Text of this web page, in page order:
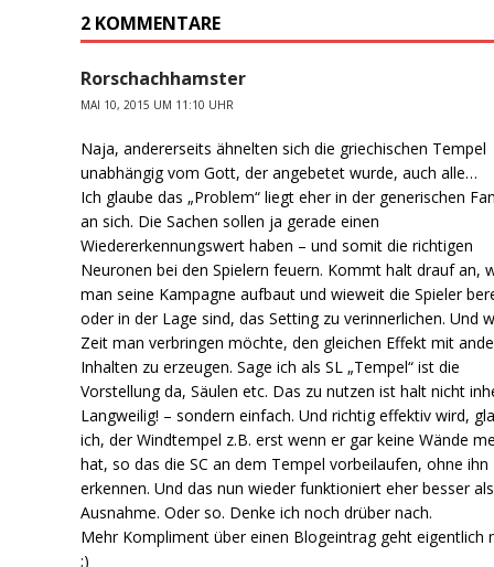
2 KOMMENTARE
Rorschachhamster
MAI 10, 2015 UM 11:10 UHR
Naja, andererseits ähnelten sich die griechischen Tempel
unabhängig vom Gott, der angebetet wurde, auch alle…
Ich glaube das „Problem“ liegt eher in der generischen
an sich. Die Sachen sollen ja gerade einen
Wiedererkennungswert haben – und somit die richtigen
Neuronen bei den Spielern feuern. Kommt halt drauf an,
man seine Kampagne aufbaut und wieweit die Spieler
oder in der Lage sind, das Setting zu verinnerlichen. Und
Zeit man verbringen möchte, den gleichen Effekt mit
Inhalten zu erzeugen. Sage ich als SL „Tempel“ ist die
Vorstellung da, Säulen etc. Das zu nutzen ist halt nicht
Langweilig! – sondern einfach. Und richtig effektiv wird,
ich, der Windtempel z.B. erst wenn er gar keine Wände
hat, so das die SC an dem Tempel vorbeilaufen, ohne ihn
erkennen. Und das nun wieder funktioniert eher besser als
Ausnahme. Oder so. Denke ich noch drüber nach.
Mehr Kompliment über einen Blogeintrag geht eigentlich
;)